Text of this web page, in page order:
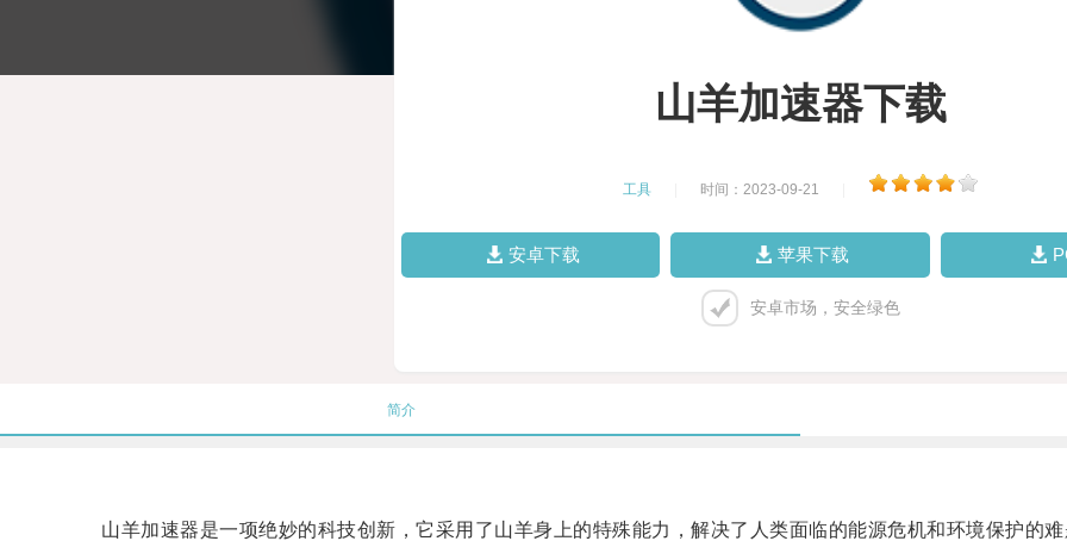
山羊加速器下载
工具 时间：2023-09-21
安卓下载 苹果下载
安卓市场，安全绿色
简介
山羊加速器是一项绝妙的科技创新，它采用了山羊身上的特殊能力，解决了人类面临的能源危机和环境保护的